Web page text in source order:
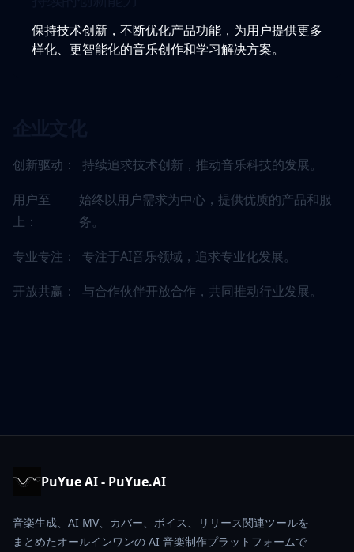
保持技术创新，不断优化产品功能，为用户提供更多
样化、更智能化的音乐创作和学习解决方案。
创新驱动：
持续追求技术创新，推动音乐科技的发展。
用户至
上：
始终以用户需求为中心，提供优质的产品和服
务。
专业专注：
专注于AI音乐领域，追求专业化发展。
开放共赢：
与合作伙伴开放合作，共同推动行业发展。
PuYue AI - PuYue.AI
音楽生成、AI MV、カバー、ボイス、リリース関連ツールを
まとめたオールインワンの AI 音楽制作プラットフォームで